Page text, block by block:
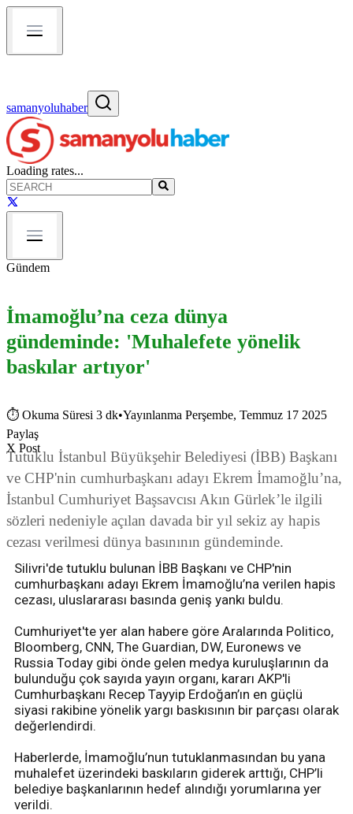
samanyoluhaber
Loading rates...
Gündem
İmamoğlu’na ceza dünya
gündeminde: 'Muhalefete yönelik
baskılar artıyor'
⏱ Okuma Süresi 3 dk•Yayınlanma Perşembe, Temmuz 17 2025
Paylaş
X Post
Tutuklu İstanbul Büyükşehir Belediyesi (İBB) Başkanı
ve CHP'nin cumhurbaşkanı adayı Ekrem İmamoğlu’na,
İstanbul Cumhuriyet Başsavcısı Akın Gürlek’le ilgili
sözleri nedeniyle açılan davada bir yıl sekiz ay hapis
cezası verilmesi dünya basınının gündeminde.
Silivri'de tutuklu bulunan İBB Başkanı ve CHP'nin
cumhurbaşkanı adayı Ekrem İmamoğlu’na verilen hapis
cezası, uluslararası basında geniş yankı buldu.
Cumhuriyet'te yer alan habere göre Aralarında Politico,
Bloomberg, CNN, The Guardian, DW, Euronews ve
Russia Today gibi önde gelen medya kuruluşlarının da
bulunduğu çok sayıda yayın organı, kararı AKP'li
Cumhurbaşkanı Recep Tayyip Erdoğan’ın en güçlü
siyasi rakibine yönelik yargı baskısının bir parçası olarak
değerlendirdi.
Haberlerde, İmamoğlu’nun tutuklanmasından bu yana
muhalefet üzerindeki baskıların giderek arttığı, CHP’li
belediye başkanlarının hedef alındığı yorumlarına yer
verildi.